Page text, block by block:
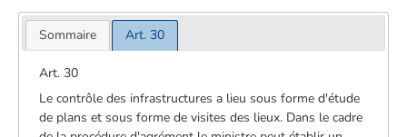
Sommaire Art. 30
Art. 30
Le contrôle des infrastructures a lieu sous forme d'étude
de plans et sous forme de visites des lieux. Dans le cadre